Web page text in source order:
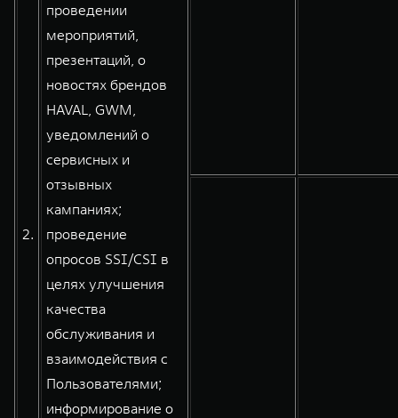
2.
проведении
мероприятий,
презентаций, о
новостях брендов
HAVAL, GWM,
уведомлений о
сервисных и
отзывных
кампаниях;
проведение
опросов SSI/CSI в
целях улучшения
качества
обслуживания и
взаимодействия с
Пользователями;
информирование о